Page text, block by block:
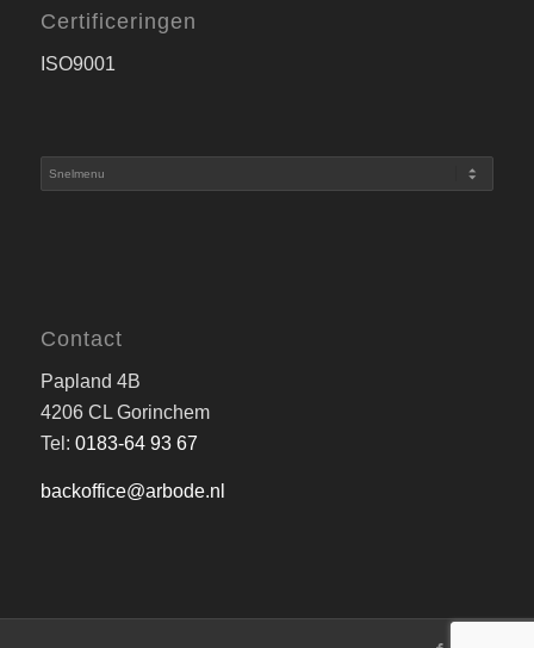
Certificeringen
ISO9001
Contact
Papland 4B
4206 CL Gorinchem
Tel: 0183-64 93 67
backoffice@arbode.nl